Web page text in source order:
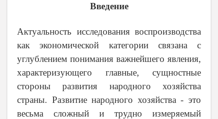
Введение
Актуальность исследования воспроизводства
как экономической категории связана с
углублением понимания важнейшего явления,
характеризующего главные, сущностные
стороны развития народного хозяйства
страны. Развитие народного хозяйства- это
весьма сложный и трудно измеряемый